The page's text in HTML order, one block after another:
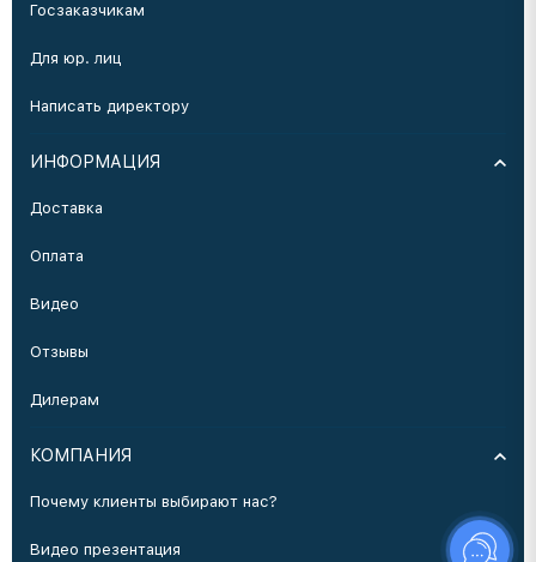
Госзаказчикам
Для юр. лиц
Написать директору
ИНФОРМАЦИЯ
Доставка
Оплата
Видео
Отзывы
Дилерам
КОМПАНИЯ
Почему клиенты выбирают нас?
Видео презентация